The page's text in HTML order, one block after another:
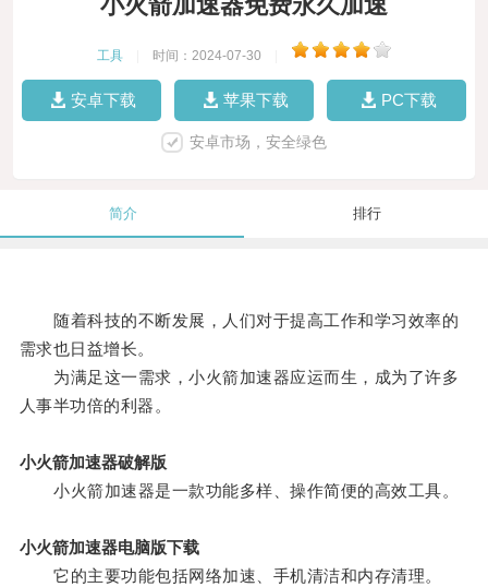
小火箭加速器免费永久加速
工具 时间：2024-07-30
安卓下载 苹果下载 PC下载
安卓市场，安全绿色
简介 排行
随着科技的不断发展，人们对于提高工作和学习效率的
需求也日益增长。
为满足这一需求，小火箭加速器应运而生，成为了许多
人事半功倍的利器。
小火箭加速器破解版
小火箭加速器是一款功能多样、操作简便的高效工具。
小火箭加速器电脑版下载
它的主要功能包括网络加速、手机清洁和内存清理。